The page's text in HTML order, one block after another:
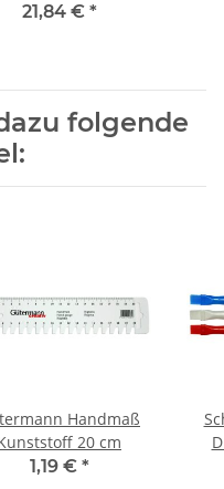
21,84 € *
folgende
Handmaß
20 cm
1,19 € *